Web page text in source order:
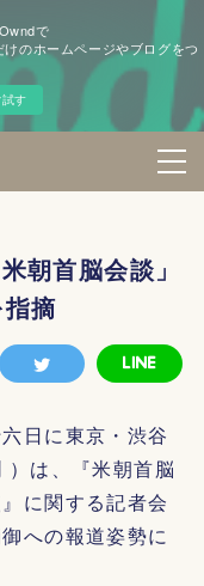
で
けのホームページやブログをつ
す
朝首脳会談」
摘
日に東京・渋谷
は、『米朝首脳
に関する記者会
への報道姿勢に